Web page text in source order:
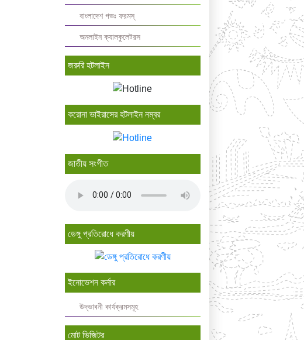
বাংলাদেশ গভঃ ফরমস্‌
অনলাইন ক্যালকুলেটরস
জরুরি হটলাইন
করোনা ভাইরাসের হটলাইন নম্বর
জাতীয় সংগীত
ডেঙ্গু প্রতিরোধে করণীয়
ইনোভেশন কর্নার
উদ্ভাবনী কার্যক্রমসমূহ
মোট ভিজিটর